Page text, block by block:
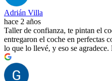
Adrián Villa
hace 2 años
Taller de confianza, te pintan el
entregaron el coche en perfectas
lo que lo llevé, y eso se